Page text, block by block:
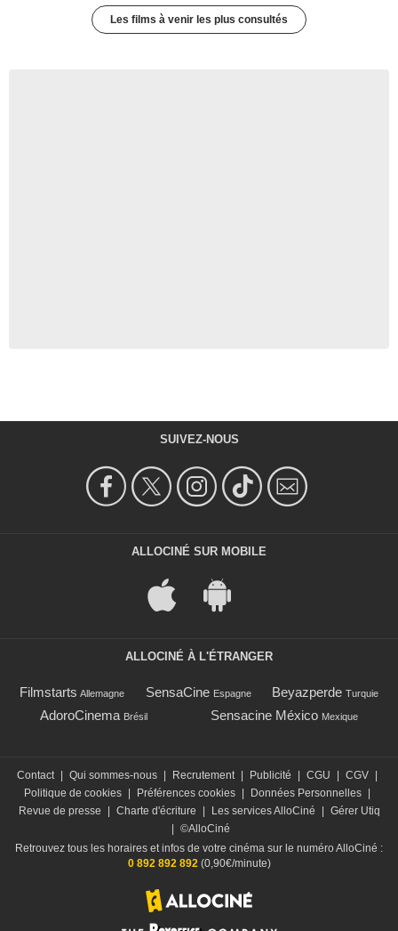
Les films à venir les plus consultés
SUIVEZ-NOUS
ALLOCINÉ SUR MOBILE
ALLOCINÉ À L'ÉTRANGER
Filmstarts Allemagne SensaCine Espagne Beyazperde Turquie
AdoroCinema Brésil Sensacine México Mexique
Contact Qui sommes-nous Recrutement Publicité CGU CGV
Politique de cookies
Préférences cookies Données Personnelles
Revue de presse
Charte d'écriture Les services AlloCiné
Gérer Utiq
©AlloCiné
Retrouvez tous les horaires et infos de votre cinéma sur le numéro AlloCiné :
0 892 892 892(0,90€/minute)